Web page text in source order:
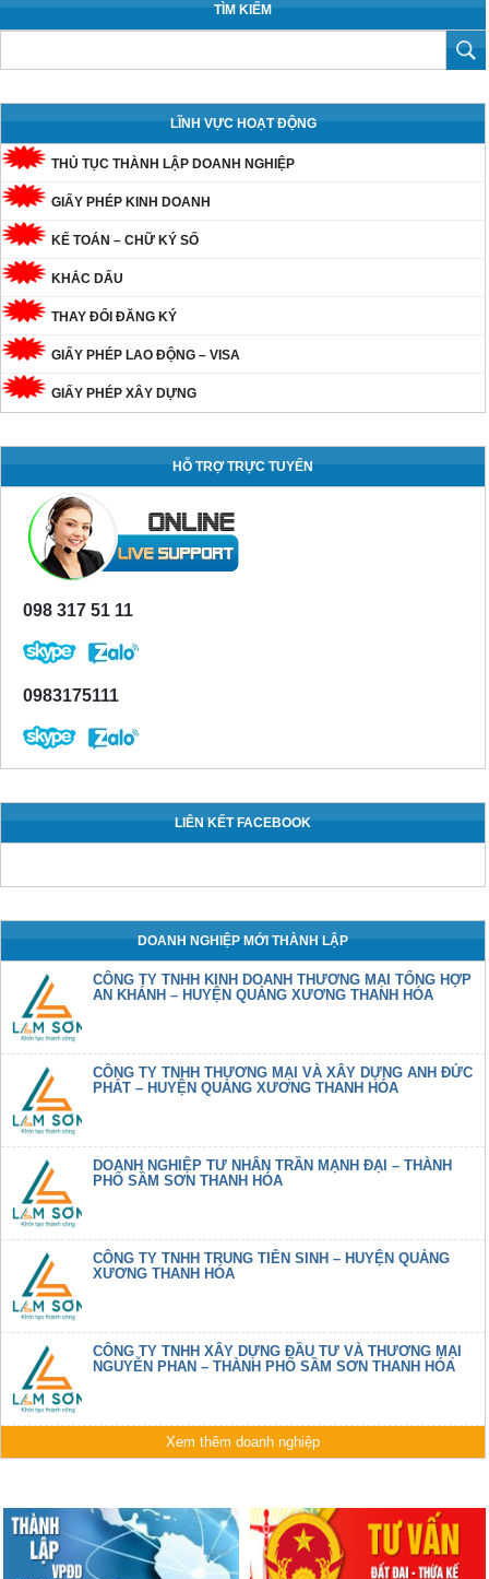
TÌM KIẾM
LĨNH VỰC HOẠT ĐỘNG
THỦ TỤC THÀNH LẬP DOANH NGHIỆP
GIẤY PHÉP KINH DOANH
KẾ TOÁN – CHỮ KÝ SỐ
KHẮC DẤU
THAY ĐỔI ĐĂNG KÝ
GIẤY PHÉP LAO ĐỘNG – VISA
GIẤY PHÉP XÂY DỰNG
HỖ TRỢ TRỰC TUYẾN
098 317 51 11
0983175111
LIÊN KẾT FACEBOOK
DOANH NGHIỆP MỚI THÀNH LẬP
CÔNG TY TNHH KINH DOANH THƯƠNG MẠI TỔNG HỢP
AN KHÁNH – HUYỆN QUẢNG XƯƠNG THANH HÓA
CÔNG TY TNHH THƯƠNG MẠI VÀ XÂY DỰNG ANH ĐỨC
PHÁT – HUYỆN QUẢNG XƯƠNG THANH HÓA
DOANH NGHIỆP TƯ NHÂN TRẦN MẠNH ĐẠI – THÀNH
PHỐ SẦM SƠN THANH HÓA
CÔNG TY TNHH TRUNG TIÊN SINH – HUYỆN QUẢNG
XƯƠNG THANH HÓA
CÔNG TY TNHH XÂY DỰNG ĐẦU TƯ VÀ THƯƠNG MẠI
NGUYỄN PHAN – THÀNH PHỐ SẦM SƠN THANH HÓA
Xem thêm doanh nghiệp